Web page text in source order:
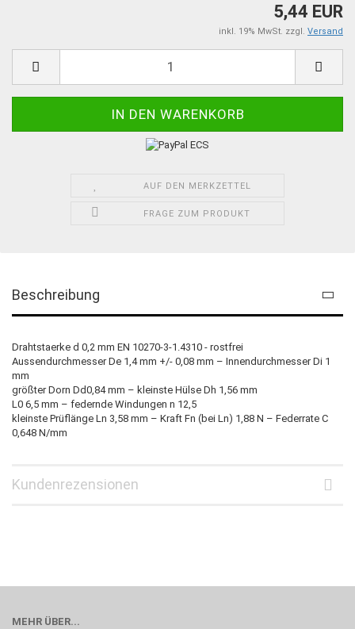
5,44 EUR
inkl. 19% MwSt. zzgl. Versand
AUF DEN MERKZETTEL
FRAGE ZUM PRODUKT
Beschreibung
Drahtstaerke d 0,2 mm EN 10270-3-1.4310 - rostfrei
Aussendurchmesser De 1,4 mm +/- 0,08 mm – Innendurchmesser Di 1
mm
größter Dorn Dd0,84 mm – kleinste Hülse Dh 1,56 mm
L0 6,5 mm – federnde Windungen n 12,5
kleinste Prüflänge Ln 3,58 mm – Kraft Fn (bei Ln) 1,88 N – Federrate C
0,648 N/mm
Kundenrezensionen
MEHR ÜBER...